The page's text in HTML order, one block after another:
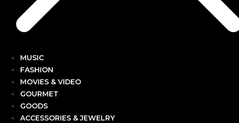
MUSIC
FASHION
MOVIES & VIDEO
GOURMET
GOODS
ACCESSORIES & JEWELRY